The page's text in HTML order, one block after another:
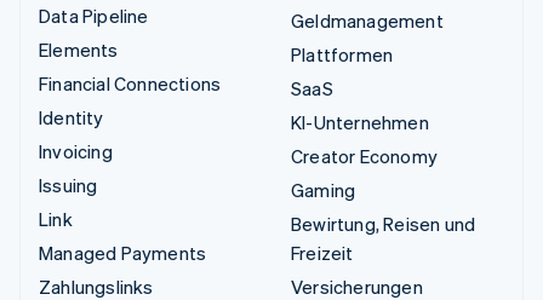
Data Pipeline
Elements
Financial Connections
Identity
Invoicing
Issuing
Link
Managed Payments
Zahlungslinks
Geldmanagement
Plattformen
SaaS
KI-Unternehmen
Creator Economy
Gaming
Bewirtung, Reisen und
Freizeit
Versicherungen